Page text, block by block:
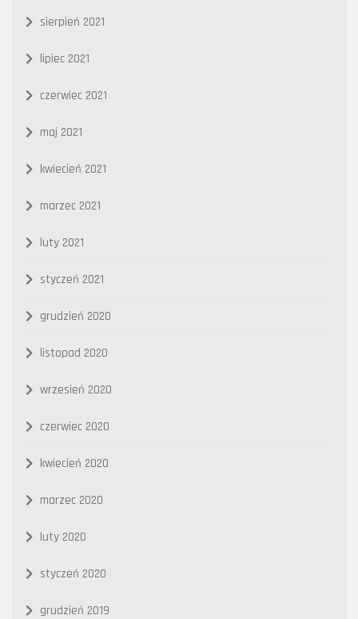
sierpień 2021
lipiec 2021
czerwiec 2021
maj 2021
kwiecień 2021
marzec 2021
luty 2021
styczeń 2021
grudzień 2020
listopad 2020
wrzesień 2020
czerwiec 2020
kwiecień 2020
marzec 2020
luty 2020
styczeń 2020
grudzień 2019